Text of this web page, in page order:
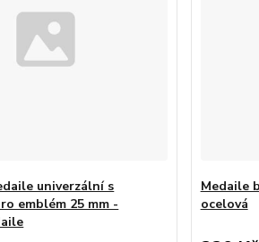
univerzální s
emblém 25 mm -
Medaile
ocelová